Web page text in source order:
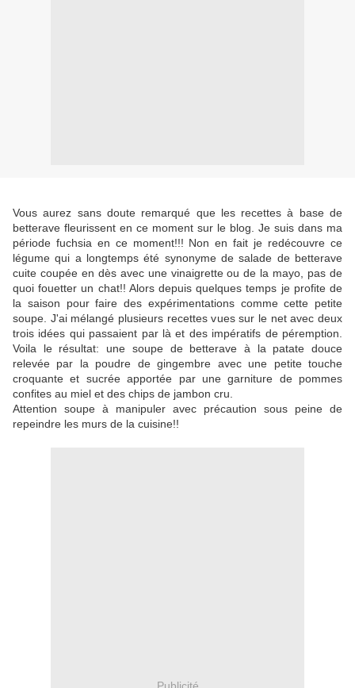
Vous aurez sans doute remarqué que les recettes à base de
betterave fleurissent en ce moment sur le blog. Je suis dans ma
période fuchsia en ce moment!!! Non en fait je redécouvre ce
légume qui a longtemps été synonyme de salade de betterave
cuite coupée en dès avec une vinaigrette ou de la mayo, pas de
quoi fouetter un chat!! Alors depuis quelques temps je profite de
la saison pour faire des expérimentations comme cette petite
soupe. J'ai mélangé plusieurs recettes vues sur le net avec deux
trois idées qui passaient par là et des impératifs de péremption.
Voila le résultat: une soupe de betterave à la patate douce
relevée par la poudre de gingembre avec une petite touche
croquante et sucrée apportée par une garniture de pommes
confites au miel et des chips de jambon cru.
Attention soupe à manipuler avec précaution sous peine de
repeindre les murs de la cuisine!!
Publicité